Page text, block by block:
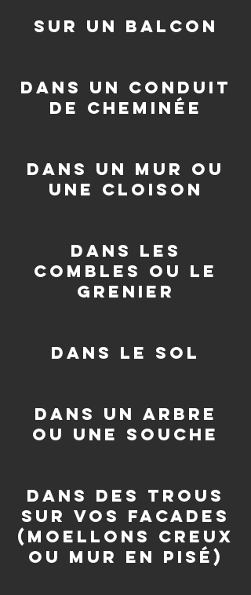
sur un balcon
dans un conduit
de cheminée
dans un mur ou
une cloison
dans les
combles ou le
grenier
dans le sol
dans un arbre
ou une souche
Dans des trous
sur vos facades
(moellons creux
ou mur en pisé)